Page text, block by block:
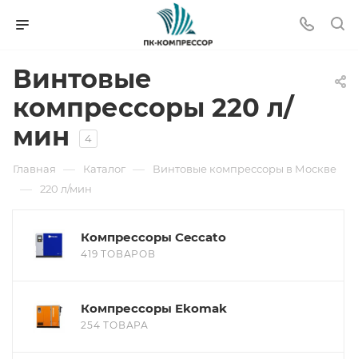
Винтовые
компрессоры 220 л/
мин
4
Главная — Каталог — Винтовые компрессоры в Москве
— 220 л/мин
Компрессоры Ceccato
419 ТОВАРОВ
Компрессоры Ekomak
254 ТОВАРА